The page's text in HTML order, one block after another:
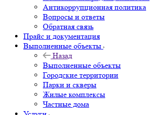
Антикоррупционная политика
Вопросы и ответы
Обратная связь
Прайс и документация
Выполненные объекты
Назад
Выполненные объекты
Городские территории
Парки и скверы
Жилые комплексы
Частные дома